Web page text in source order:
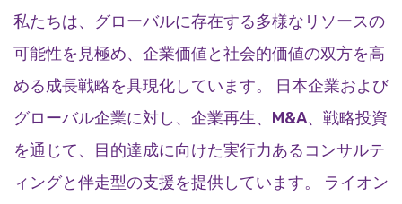
私たちは、グローバルに存在する多様なリソースの
可能性を見極め、企業価値と社会的価値の双方を高
める成長戦略を具現化しています。 日本企業および
グローバル企業に対し、企業再生、M&A、戦略投資
を通じて、目的達成に向けた実行力あるコンサルテ
ィングと伴走型の支援を提供しています。 ライオン